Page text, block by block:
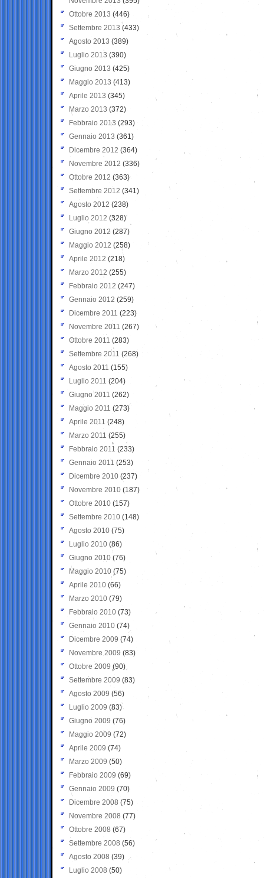
Ottobre 2013 (446)
Settembre 2013 (433)
Agosto 2013 (389)
Luglio 2013 (390)
Giugno 2013 (425)
Maggio 2013 (413)
Aprile 2013 (345)
Marzo 2013 (372)
Febbraio 2013 (293)
Gennaio 2013 (361)
Dicembre 2012 (364)
Novembre 2012 (336)
Ottobre 2012 (363)
Settembre 2012 (341)
Agosto 2012 (238)
Luglio 2012 (328)
Giugno 2012 (287)
Maggio 2012 (258)
Aprile 2012 (218)
Marzo 2012 (255)
Febbraio 2012 (247)
Gennaio 2012 (259)
Dicembre 2011 (223)
Novembre 2011 (267)
Ottobre 2011 (283)
Settembre 2011 (268)
Agosto 2011 (155)
Luglio 2011 (204)
Giugno 2011 (262)
Maggio 2011 (273)
Aprile 2011 (248)
Marzo 2011 (255)
Febbraio 2011 (233)
Gennaio 2011 (253)
Dicembre 2010 (237)
Novembre 2010 (187)
Ottobre 2010 (157)
Settembre 2010 (148)
Agosto 2010 (75)
Luglio 2010 (86)
Giugno 2010 (76)
Maggio 2010 (75)
Aprile 2010 (66)
Marzo 2010 (79)
Febbraio 2010 (73)
Gennaio 2010 (74)
Dicembre 2009 (74)
Novembre 2009 (83)
Ottobre 2009 (90)
Settembre 2009 (83)
Agosto 2009 (56)
Luglio 2009 (83)
Giugno 2009 (76)
Maggio 2009 (72)
Aprile 2009 (74)
Marzo 2009 (50)
Febbraio 2009 (69)
Gennaio 2009 (70)
Dicembre 2008 (75)
Novembre 2008 (77)
Ottobre 2008 (67)
Settembre 2008 (56)
Agosto 2008 (39)
Luglio 2008 (50)